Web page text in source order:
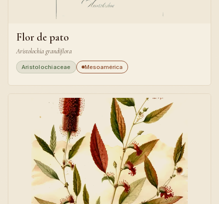
Flor de pato
Aristolochia grandiflora
Aristolochiaceae Mesoamérica